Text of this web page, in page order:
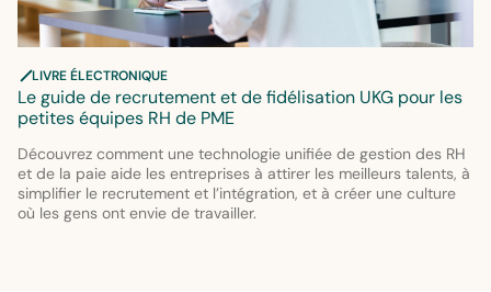
LIVRE ÉLECTRONIQUE
Le guide de recrutement et de fidélisation UKG pour les
petites équipes RH de PME
Découvrez comment une technologie unifiée de gestion des RH
et de la paie aide les entreprises à attirer les meilleurs talents, à
simplifier le recrutement et l’intégration, et à créer une culture
où les gens ont envie de travailler.